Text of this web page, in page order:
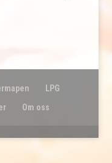
LPG
Om oss